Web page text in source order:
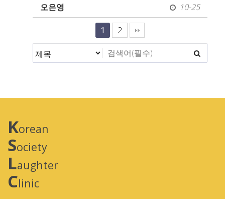
오은영 10-25
1 2
Korean
Society
Laughter
Clinic